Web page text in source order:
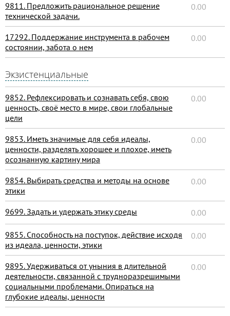
9811. Предложить рациональное решение
технической задачи.
0.00
17292. Поддержание инструмента в рабочем
состоянии, забота о нем
0.00
Экзистенциальные
9852. Рефлексировать и сознавать себя, свою
ценность, своё место в мире, свои глобальные
цели
0.00
9853. Иметь значимые для себя идеалы,
ценности, разделять хорошее и плохое, иметь
осознанную картину мира
0.00
9854. Выбирать средства и методы на основе
этики
0.00
9699. Задать и удержать этику среды 0.00
9855. Способность на поступок, действие исходя
из идеала, ценности, этики
0.00
9895. Удерживаться от уныния в длительной
деятельности, связанной с трудноразрешимыми
социальными проблемами. Опираться на
глубокие идеалы, ценности
0.00